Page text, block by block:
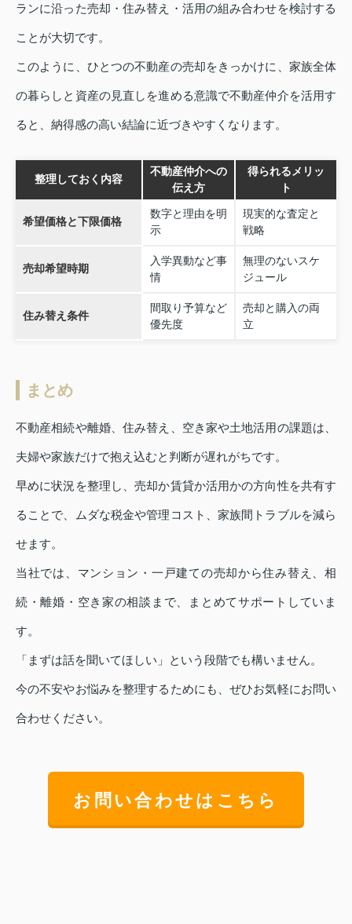
ランに沿った売却・住み替え・活用の組み合わせを検討する
ことが大切です。
このように、ひとつの不動産の売却をきっかけに、家族全体
の暮らしと資産の見直しを進める意識で不動産仲介を活用す
ると、納得感の高い結論に近づきやすくなります。
整理しておく内容
不動産仲介への
伝え方
得られるメリッ
ト
希望価格と下限価格
数字と理由を明
示
現実的な査定と
戦略
売却希望時期
入学異動など事
情
無理のないスケ
ジュール
住み替え条件
間取り予算など
優先度
売却と購入の両
立
まとめ
不動産相続や離婚、住み替え、空き家や土地活用の課題は、
夫婦や家族だけで抱え込むと判断が遅れがちです。
早めに状況を整理し、売却か賃貸か活用かの方向性を共有す
ることで、ムダな税金や管理コスト、家族間トラブルを減ら
せます。
当社では、マンション・一戸建ての売却から住み替え、相
続・離婚・空き家の相談まで、まとめてサポートしていま
す。
「まずは話を聞いてほしい」という段階でも構いません。
今の不安やお悩みを整理するためにも、ぜひお気軽にお問い
合わせください。
お問い合わせはこちら